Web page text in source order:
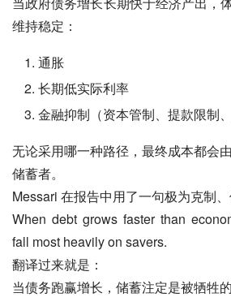
维持稳定：
通胀
长期低实际利率
金融抑制（资本管制、提款限制
无论采用哪一种路径，最终成本都会
储蓄者。
Messari 在报告中用了一句极为克制
When debt grows faster than
fall most heavily on savers.
翻译过来就是：
当债务跑赢增长，储蓄注定是被牺牲的